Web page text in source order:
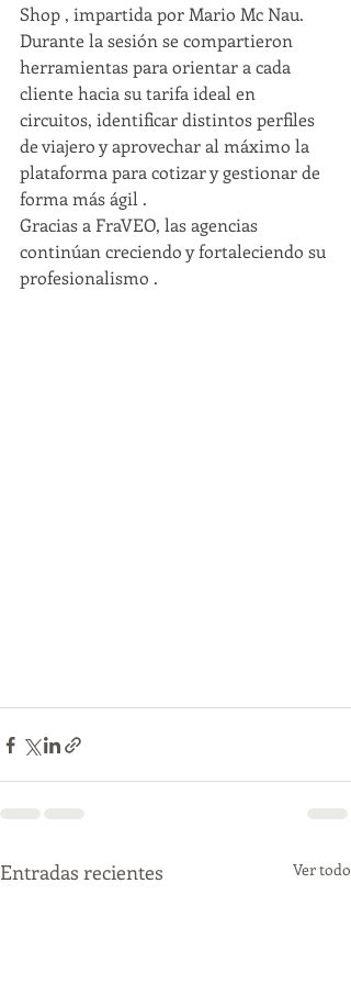
Shop , impartida por Mario Mc Nau.
Durante la sesión se compartieron
herramientas para orientar a cada
cliente hacia su tarifa ideal en
circuitos, identificar distintos perfiles
de viajero y aprovechar al máximo la
plataforma para cotizar y gestionar de
forma más ágil .
Gracias a FraVEO, las agencias
continúan creciendo y fortaleciendo su
profesionalismo .
Entradas recientes Ver todo